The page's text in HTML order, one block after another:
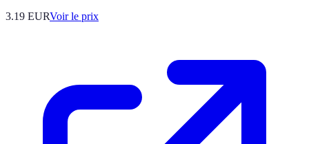
3.19 EURVoir le prix